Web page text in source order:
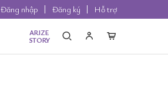
Đăng nhập Đăng ký Hỗ trợ
ARIZE
STORY